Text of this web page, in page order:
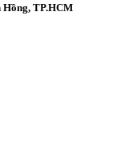
Hồng, TP.HCM